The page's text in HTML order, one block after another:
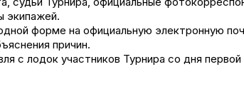
экипажей.
форме на официальную электронную
причин.
с лодок участников Турнира со дня первой